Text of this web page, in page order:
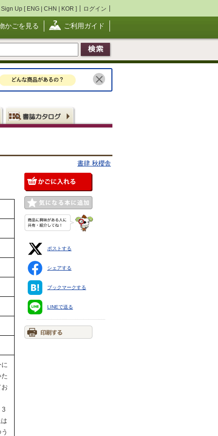
Sign Up [ ENG | CHN | KOR ] ログイン
かごを見る ご利用ガイド
書肆 秋櫻舎
3
ポストする
シェアする
ブックマークする
LINEで送る